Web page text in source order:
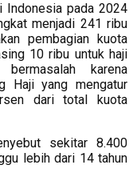
Indonesia pada 2024
menjadi 241 ribu
pembagian kuota
10 ribu untuk haji
karena
Haji yang mengatur
dari total kuota
sekitar 8.400
lebih dari 14 tahun